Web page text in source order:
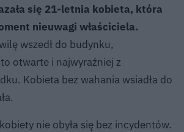
się 21-letnia kobieta, która
nieuwagi właściciela.
wszedł do budynku,
otwarte i najwyraźniej z
Kobieta bez wahania wsiadła do
nie obyła się bez incydentów.